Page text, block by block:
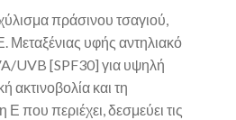
πράσινου τσαγιού,
Μεταξένιας υφής αντηλιακό
UVB [SPF30] για υψηλή
ακτινοβολία και τη
που περιέχει, δεσμεύει τις